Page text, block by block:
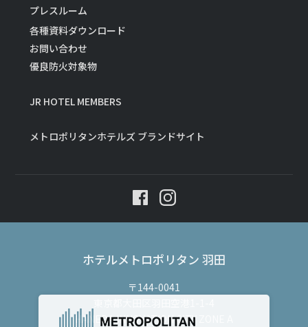
プレスルーム
各種資料ダウンロード
お問い合わせ
優良防火対象物
JR HOTEL MEMBERS
メトロポリタンホテルズ ブランドサイト
ホテルメトロポリタン 羽田
〒144-0041
HANEDA INNOVATION CITY ZONE A